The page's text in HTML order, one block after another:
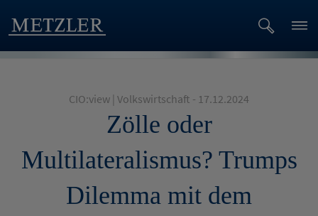
CIO:view | Volkswirtschaft - 17.12.2024
Zölle oder
Multilateralismus? Trumps
Dilemma mit dem